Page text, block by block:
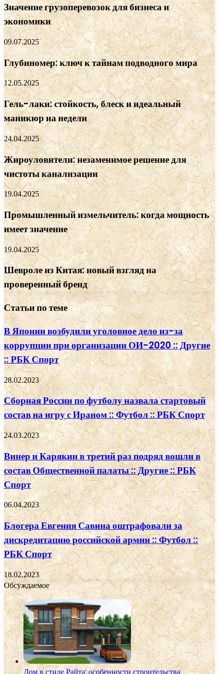
Значение грузоперевозок для бизнеса и
экономики
09.07.2025
Глубиномер: ключ к тайнам подводного мира
12.05.2025
Гель-лаки: стойкость, блеск и идеальный
маникюр на недели
24.04.2025
Жироуловители: незаменимое решение для
чистоты канализации
19.04.2025
Промышленный измельчитель: когда мощность
имеет значение
19.04.2025
Шевроле из Китая: новый взгляд на
проверенный бренд
Статьи по теме
В Японии возбудили уголовное дело из-за
коррупции при организации ОИ-2020 :: Другие
:: РБК Спорт
28.02.2023
Сборная России по футболу назвала стартовый
состав на игру с Ираном :: Футбол :: РБК Спорт
24.03.2023
Винер и Карякин в третий раз подряд вошли в
состав Общественной палаты :: Другие :: РБК
Спорт
06.04.2023
Блогера Евгения Савина оштрафовали за
дискредитацию российской армии :: Футбол ::
РБК Спорт
18.02.2023
Обсуждаемое
Дом в стиле Райта: особенности строительства